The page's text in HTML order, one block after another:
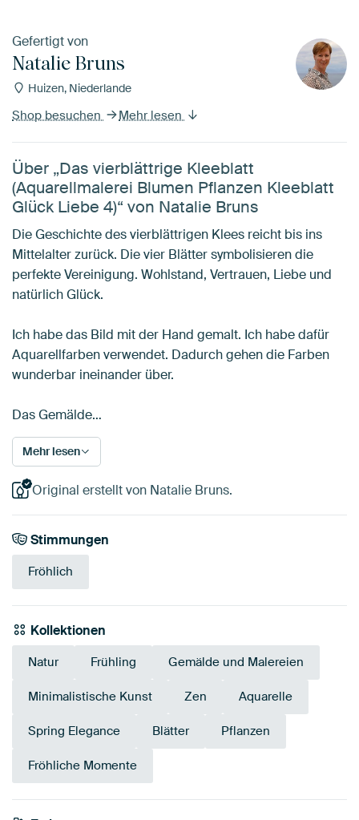
Gefertigt von
Natalie Bruns
Huizen, Niederlande
Shop besuchen Mehr lesen
Über „Das vierblättrige Kleeblatt
(Aquarellmalerei Blumen Pflanzen Kleeblatt
Glück Liebe 4)“ von Natalie Bruns
Die Geschichte des vierblättrigen Klees reicht bis ins
Mittelalter zurück. Die vier Blätter symbolisieren die
perfekte Vereinigung. Wohlstand, Vertrauen, Liebe und
natürlich Glück.
Ich habe das Bild mit der Hand gemalt. Ich habe dafür
Aquarellfarben verwendet. Dadurch gehen die Farben
wunderbar ineinander über.
Das Gemälde…
Mehr lesen
Original erstellt von Natalie Bruns.
Stimmungen
Fröhlich
Kollektionen
Natur Frühling Gemälde und Malereien
Minimalistische Kunst Zen Aquarelle
Spring Elegance Blätter Pflanzen
Fröhliche Momente